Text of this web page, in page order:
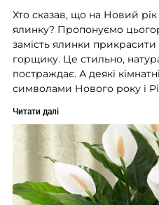
Хто сказав, що на Новий рік
ялинку? Пропонуємо
замість ялинки
горщику. Це стильно,
постраждає. А деякі
символами Нового року і
Читати далі